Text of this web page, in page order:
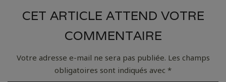
CET ARTICLE ATTEND VOTRE
COMMENTAIRE
Votre adresse e-mail ne sera pas publiée. Les champs
obligatoires sont indiqués avec *